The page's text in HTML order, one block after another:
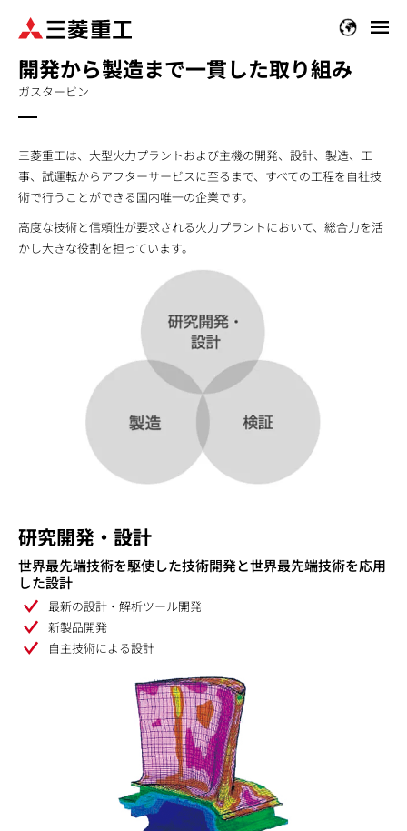
開発から製造まで一貫した取り組み
ガスタービン
三菱重工は、大型火力プラントおよび主機の開発、設計、製造、工
事、試運転からアフターサービスに至るまで、すべての工程を自社技
術で行うことができる国内唯一の企業です。
高度な技術と信頼性が要求される火力プラントにおいて、総合力を活
かし大きな役割を担っています。
研究開発・設計
世界最先端技術を駆使した技術開発と世界最先端技術を応用
した設計
最新の設計・解析ツール開発
新製品開発
自主技術による設計